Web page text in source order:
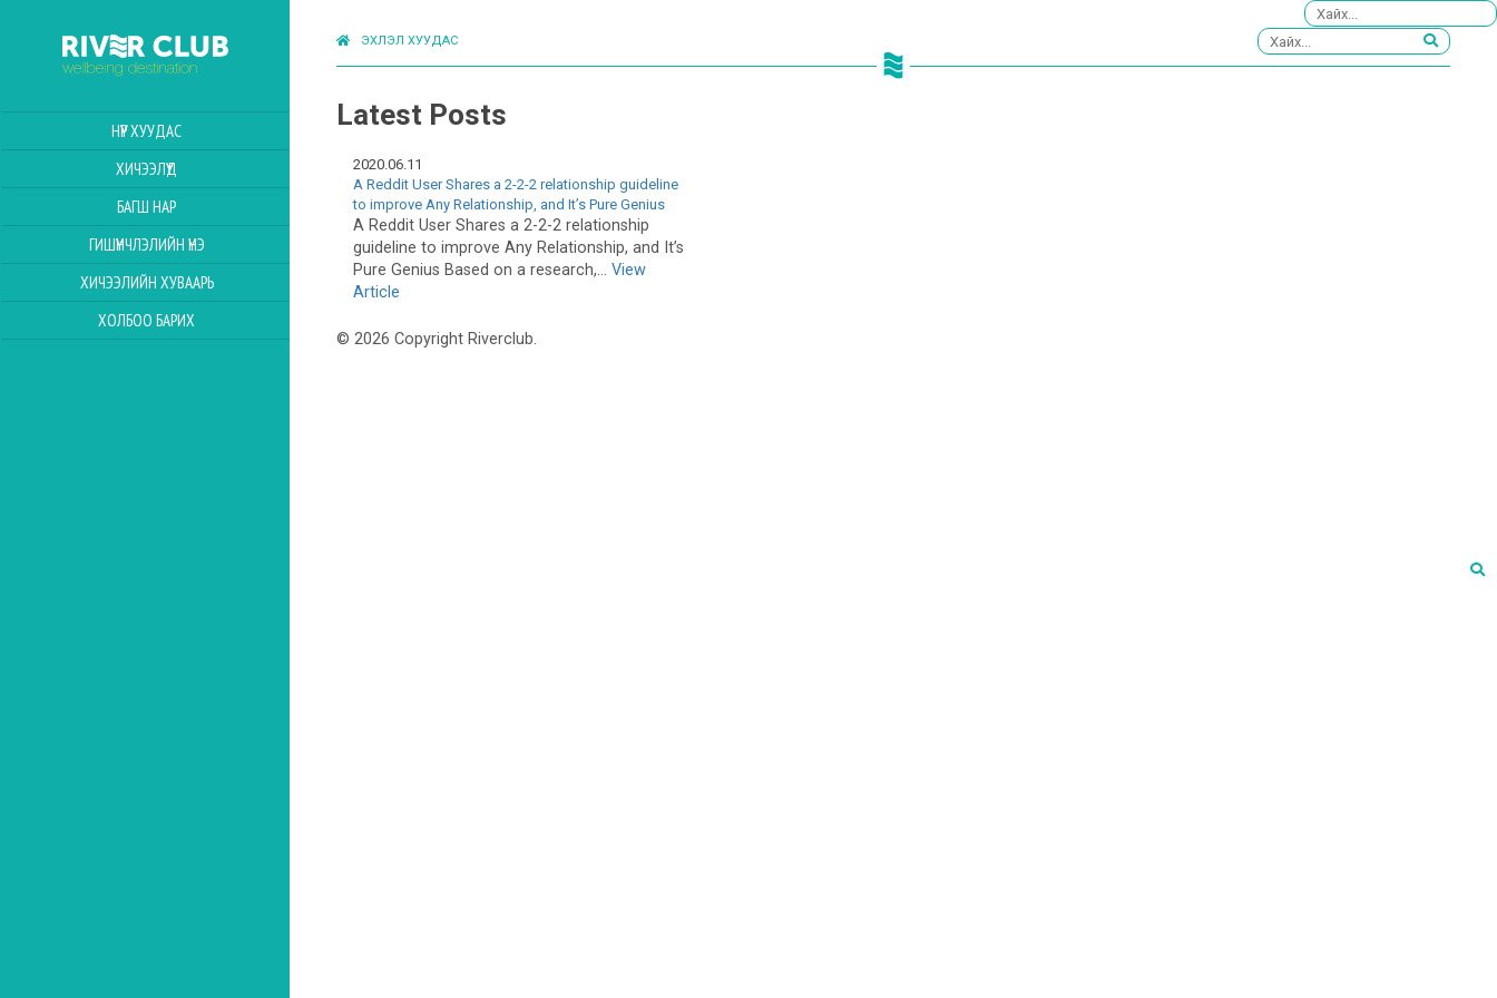
НҮҮР ХУУДАС
ХИЧЭЭЛҮҮД
БАГШ НАР
ГИШҮҮНЧЛЭЛИЙН ҮНЭ
ХИЧЭЭЛИЙН ХУВААРЬ
ХОЛБОО БАРИХ
ЭХЛЭЛ ХУУДАС
Latest Posts
2020.06.11
A Reddit User Shares a 2-2-2 relationship guideline
to improve Any Relationship, and It’s Pure Genius
A Reddit User Shares a 2-2-2 relationship
guideline to improve Any Relationship, and It’s
Pure Genius Based on a research,... View
Article
© 2026 Copyright Riverclub.